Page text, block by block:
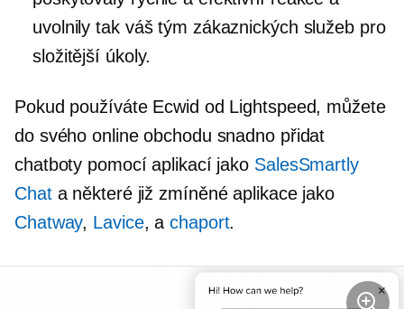
uvolnily tak váš tým zákaznických služeb pro
složitější úkoly.
Pokud používáte Ecwid od Lightspeed, můžete
do svého online obchodu snadno přidat
chatboty pomocí aplikací jako SalesSmartly
Chata některé již zmíněné aplikace jako
Chatway, Lavice, achaport.